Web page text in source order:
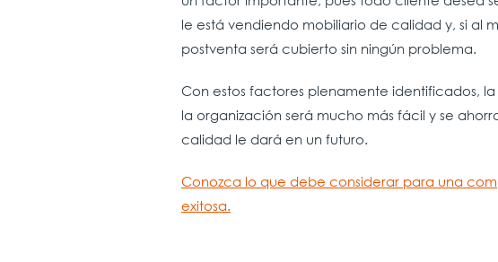
le está vendiendo mobiliario de calidad y, si al
postventa será cubierto sin ningún problema.
Con estos factores plenamente identificados,
la organización será mucho más fácil y se
calidad le dará en un futuro.
Conozca lo que debe considerar para una
exitosa.